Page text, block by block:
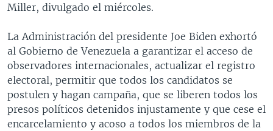
Miller, divulgado el miércoles.
La Administración del presidente Joe Biden exhortó
al Gobierno de Venezuela a garantizar el acceso de
observadores internacionales, actualizar el registro
electoral, permitir que todos los candidatos se
postulen y hagan campaña, que se liberen todos los
presos políticos detenidos injustamente y que cese el
encarcelamiento y acoso a todos los miembros de la